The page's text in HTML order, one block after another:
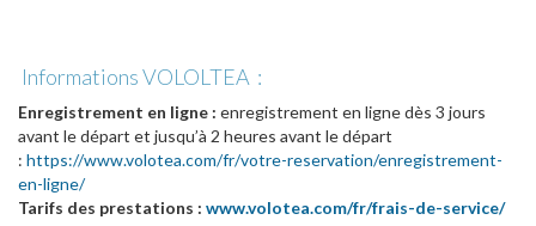
Informations VOLOLTEA :
Enregistrement en ligne : enregistrement en ligne dès 3 jours
avant le départ et jusqu’à 2 heures avant le départ
: https://www.volotea.com/fr/votre-reservation/enregistrement-
en-ligne/
Tarifs des prestations : www.volotea.com/fr/frais-de-service/